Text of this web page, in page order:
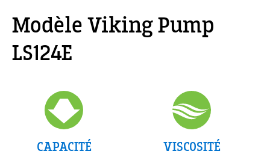
Modèle Viking Pump
LS124E
CAPACITÉ VISCOSITÉ